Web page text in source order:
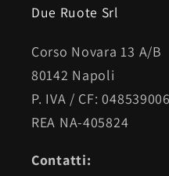
Due Ruote Srl
Corso Novara 13 A/B
80142 Napoli
P. IVA / CF:
REA NA-405824
Contatti: